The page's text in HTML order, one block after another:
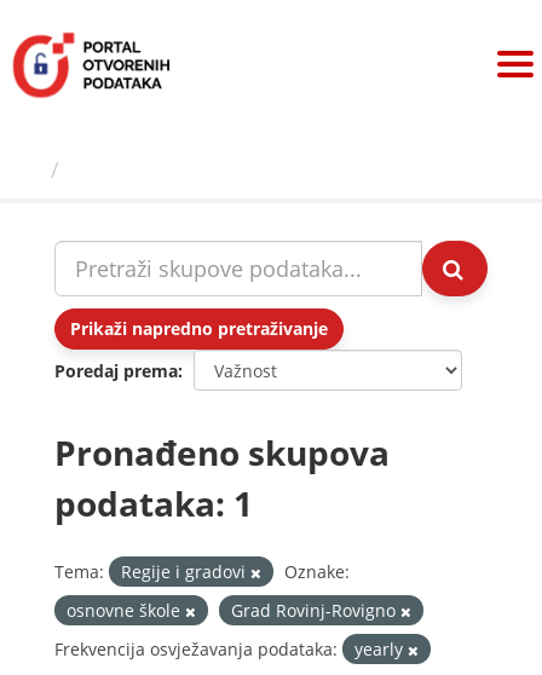
sadržaj
Prikaži napredno pretraživanje
Poredaj prema
Pronađeno skupova
podataka: 1
Tema: Regije i gradovi
Oznake:
osnovne škole
Grad Rovinj-Rovigno
Frekvencija osvježavanja podataka:
yearly